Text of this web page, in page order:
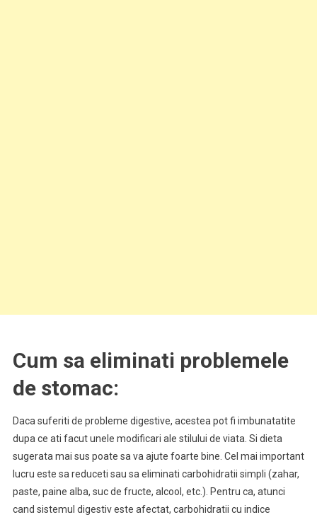
Cum sa eliminati problemele
de stomac:
Daca suferiti de probleme digestive, acestea pot fi imbunatatite
dupa ce ati facut unele modificari ale stilului de viata. Si dieta
sugerata mai sus poate sa va ajute foarte bine. Cel mai important
lucru este sa reduceti sau sa eliminati carbohidratii simpli (zahar,
paste, paine alba, suc de fructe, alcool, etc.). Pentru ca, atunci
cand sistemul digestiv este afectat, carbohidratii cu indice